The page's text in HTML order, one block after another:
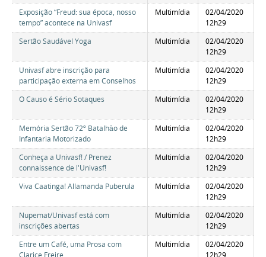
Exposição “Freud: sua época, nosso
tempo” acontece na Univasf
Multimídia
02/04/2020
12h29
Sertão Saudável Yoga
Multimídia
02/04/2020
12h29
Univasf abre inscrição para
participação externa em Conselhos
Multimídia
02/04/2020
12h29
O Causo é Sério Sotaques
Multimídia
02/04/2020
12h29
Memória Sertão 72º Batalhāo de
Infantaria Motorizado
Multimídia
02/04/2020
12h29
Conheça a Univasf! / Prenez
connaissence de l'Univasf!
Multimídia
02/04/2020
12h29
Viva Caatinga! Allamanda Puberula
Multimídia
02/04/2020
12h29
Nupemat/Univasf está com
inscrições abertas
Multimídia
02/04/2020
12h29
Entre um Café, uma Prosa com
Multimídia
02/04/2020